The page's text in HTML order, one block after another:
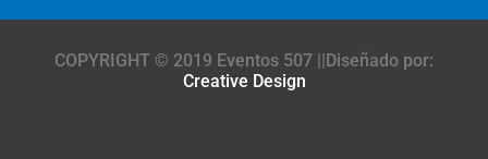
COPYRIGHT © 2019 Eventos 507 ||Diseñado por:
Creative Design